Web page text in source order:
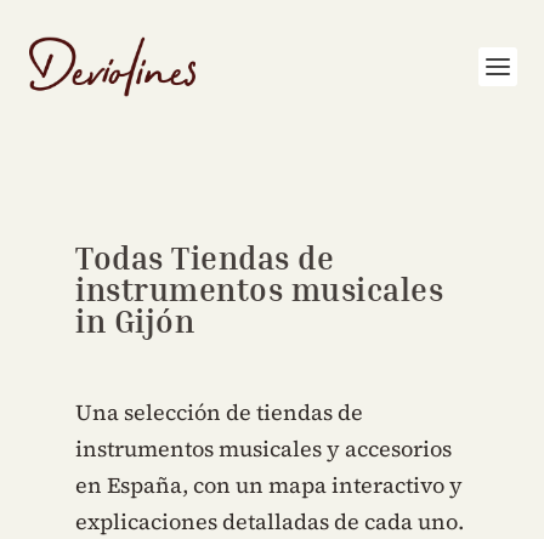
Todas Tiendas de
instrumentos musicales
in Gijón
Una selección de tiendas de
instrumentos musicales y accesorios
en España, con un mapa interactivo y
explicaciones detalladas de cada uno.